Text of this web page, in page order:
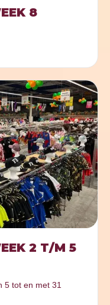
8
2 T/M 5
5 tot en met 31